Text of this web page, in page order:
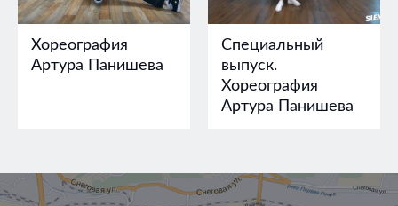
Хореография
Артура Панишева
Специальный
выпуск.
Хореография
Артура Панишева